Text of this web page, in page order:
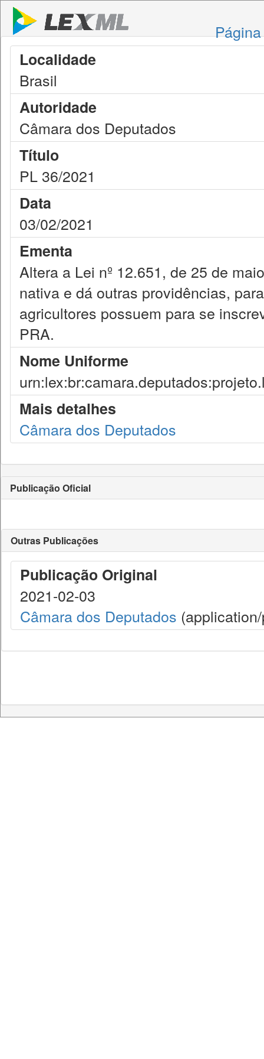
Localidade
Brasil
Autoridade
Câmara dos Deputados
Título
PL 36/2021
Data
03/02/2021
Ementa
Altera a Lei nº 12.651, de 25 de
nativa e dá outras providências,
agricultores possuem para se
PRA.
Nome Uniforme
Mais detalhes
Câmara dos Deputados
Publicação Oficial
Outras Publicações
Publicação Original
2021-02-03
Câmara dos Deputados